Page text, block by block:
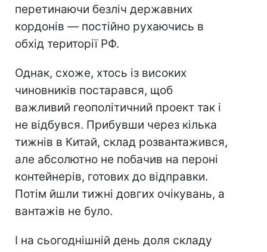
перетинаючи безліч державних
кордонів — постійно рухаючись в
обхід території РФ.
Однак, схоже, хтось із високих
чиновників постарався, щоб
важливий геополітичний проект так і
не відбувся. Прибувши через кілька
тижнів в Китай, склад розвантажився,
але абсолютно не побачив на пероні
контейнерів, готових до відправки.
Потім йшли тижні довгих очікувань, а
вантажів не було.
І на сьогоднішній день доля складу